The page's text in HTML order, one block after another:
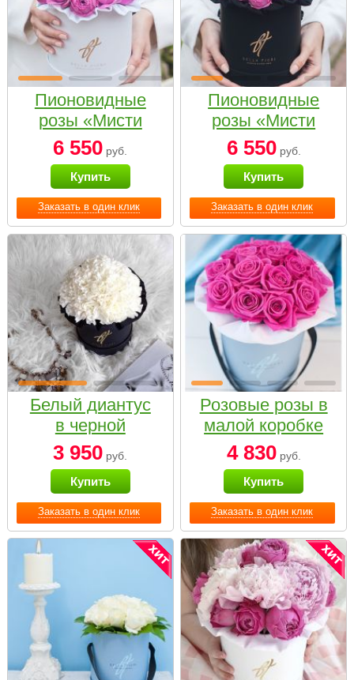
Заказать в один клик
Пионовидные
розы «Мисти
бабблс» в белой
коробке Small
6 550 руб.
Купить
Заказать в один клик
Пионовидные
розы «Мисти
бабблс» в
черной коробке
Small
6 550руб.
Купить
Заказать в один клик
Белый диантус
в черной
коробке Small
3 950 руб.
Купить
Заказать в один клик
Розовые розы в
малой коробке
4 830руб.
Купить